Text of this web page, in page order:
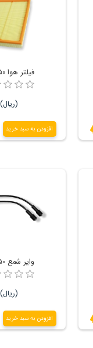
فیلتر هوا MG550
(ریال)
افزودن به سبد خرید
وایر شمع MG550
(ریال)
افزودن به سبد خرید